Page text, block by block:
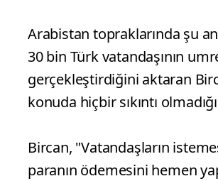
Arabistan topraklarında şu
30 bin Türk vatandaşının
gerçekleştirdiğini aktaran
konuda hiçbir sıkıntı
Bircan, "Vatandaşların
paranın ödemesini hemen